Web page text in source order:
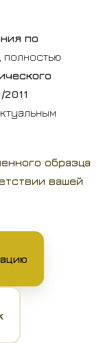
по
, полностью
образца
вашей